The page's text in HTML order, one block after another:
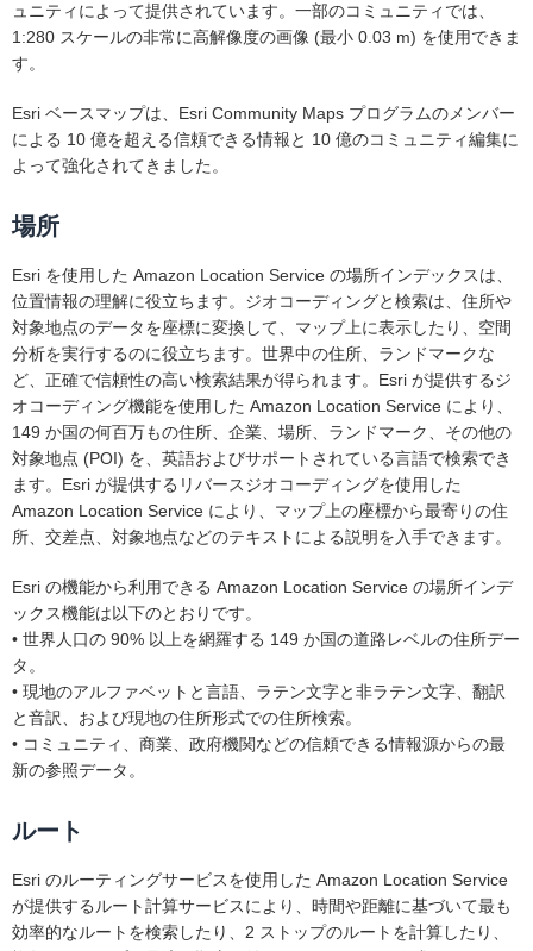
ュニティによって提供されています。一部のコミュニティでは、
1:280 スケールの非常に高解像度の画像 (最小 0.03 m) を使用できま
す。
Esri ベースマップは、Esri Community Maps プログラムのメンバー
による 10 億を超える信頼できる情報と 10 億のコミュニティ編集に
よって強化されてきました。
場所
Esri を使用した Amazon Location Service の場所インデックスは、
位置情報の理解に役立ちます。ジオコーディングと検索は、住所や
対象地点のデータを座標に変換して、マップ上に表示したり、空間
分析を実行するのに役立ちます。世界中の住所、ランドマークな
ど、正確で信頼性の高い検索結果が得られます。Esri が提供するジ
オコーディング機能を使用した Amazon Location Service により、
149 か国の何百万もの住所、企業、場所、ランドマーク、その他の
対象地点 (POI) を、英語およびサポートされている言語で検索でき
ます。Esri が提供するリバースジオコーディングを使用した
Amazon Location Service により、マップ上の座標から最寄りの住
所、交差点、対象地点などのテキストによる説明を入手できます。
Esri の機能から利用できる Amazon Location Service の場所インデ
ックス機能は以下のとおりです。
• 世界人口の 90% 以上を網羅する 149 か国の道路レベルの住所デー
タ。
• 現地のアルファベットと言語、ラテン文字と非ラテン文字、翻訳
と音訳、および現地の住所形式での住所検索。
• コミュニティ、商業、政府機関などの信頼できる情報源からの最
新の参照データ。
ルート
Esri のルーティングサービスを使用した Amazon Location Service
が提供するルート計算サービスにより、時間や距離に基づいて最も
効率的なルートを検索したり、2 ストップのルートを計算したり、